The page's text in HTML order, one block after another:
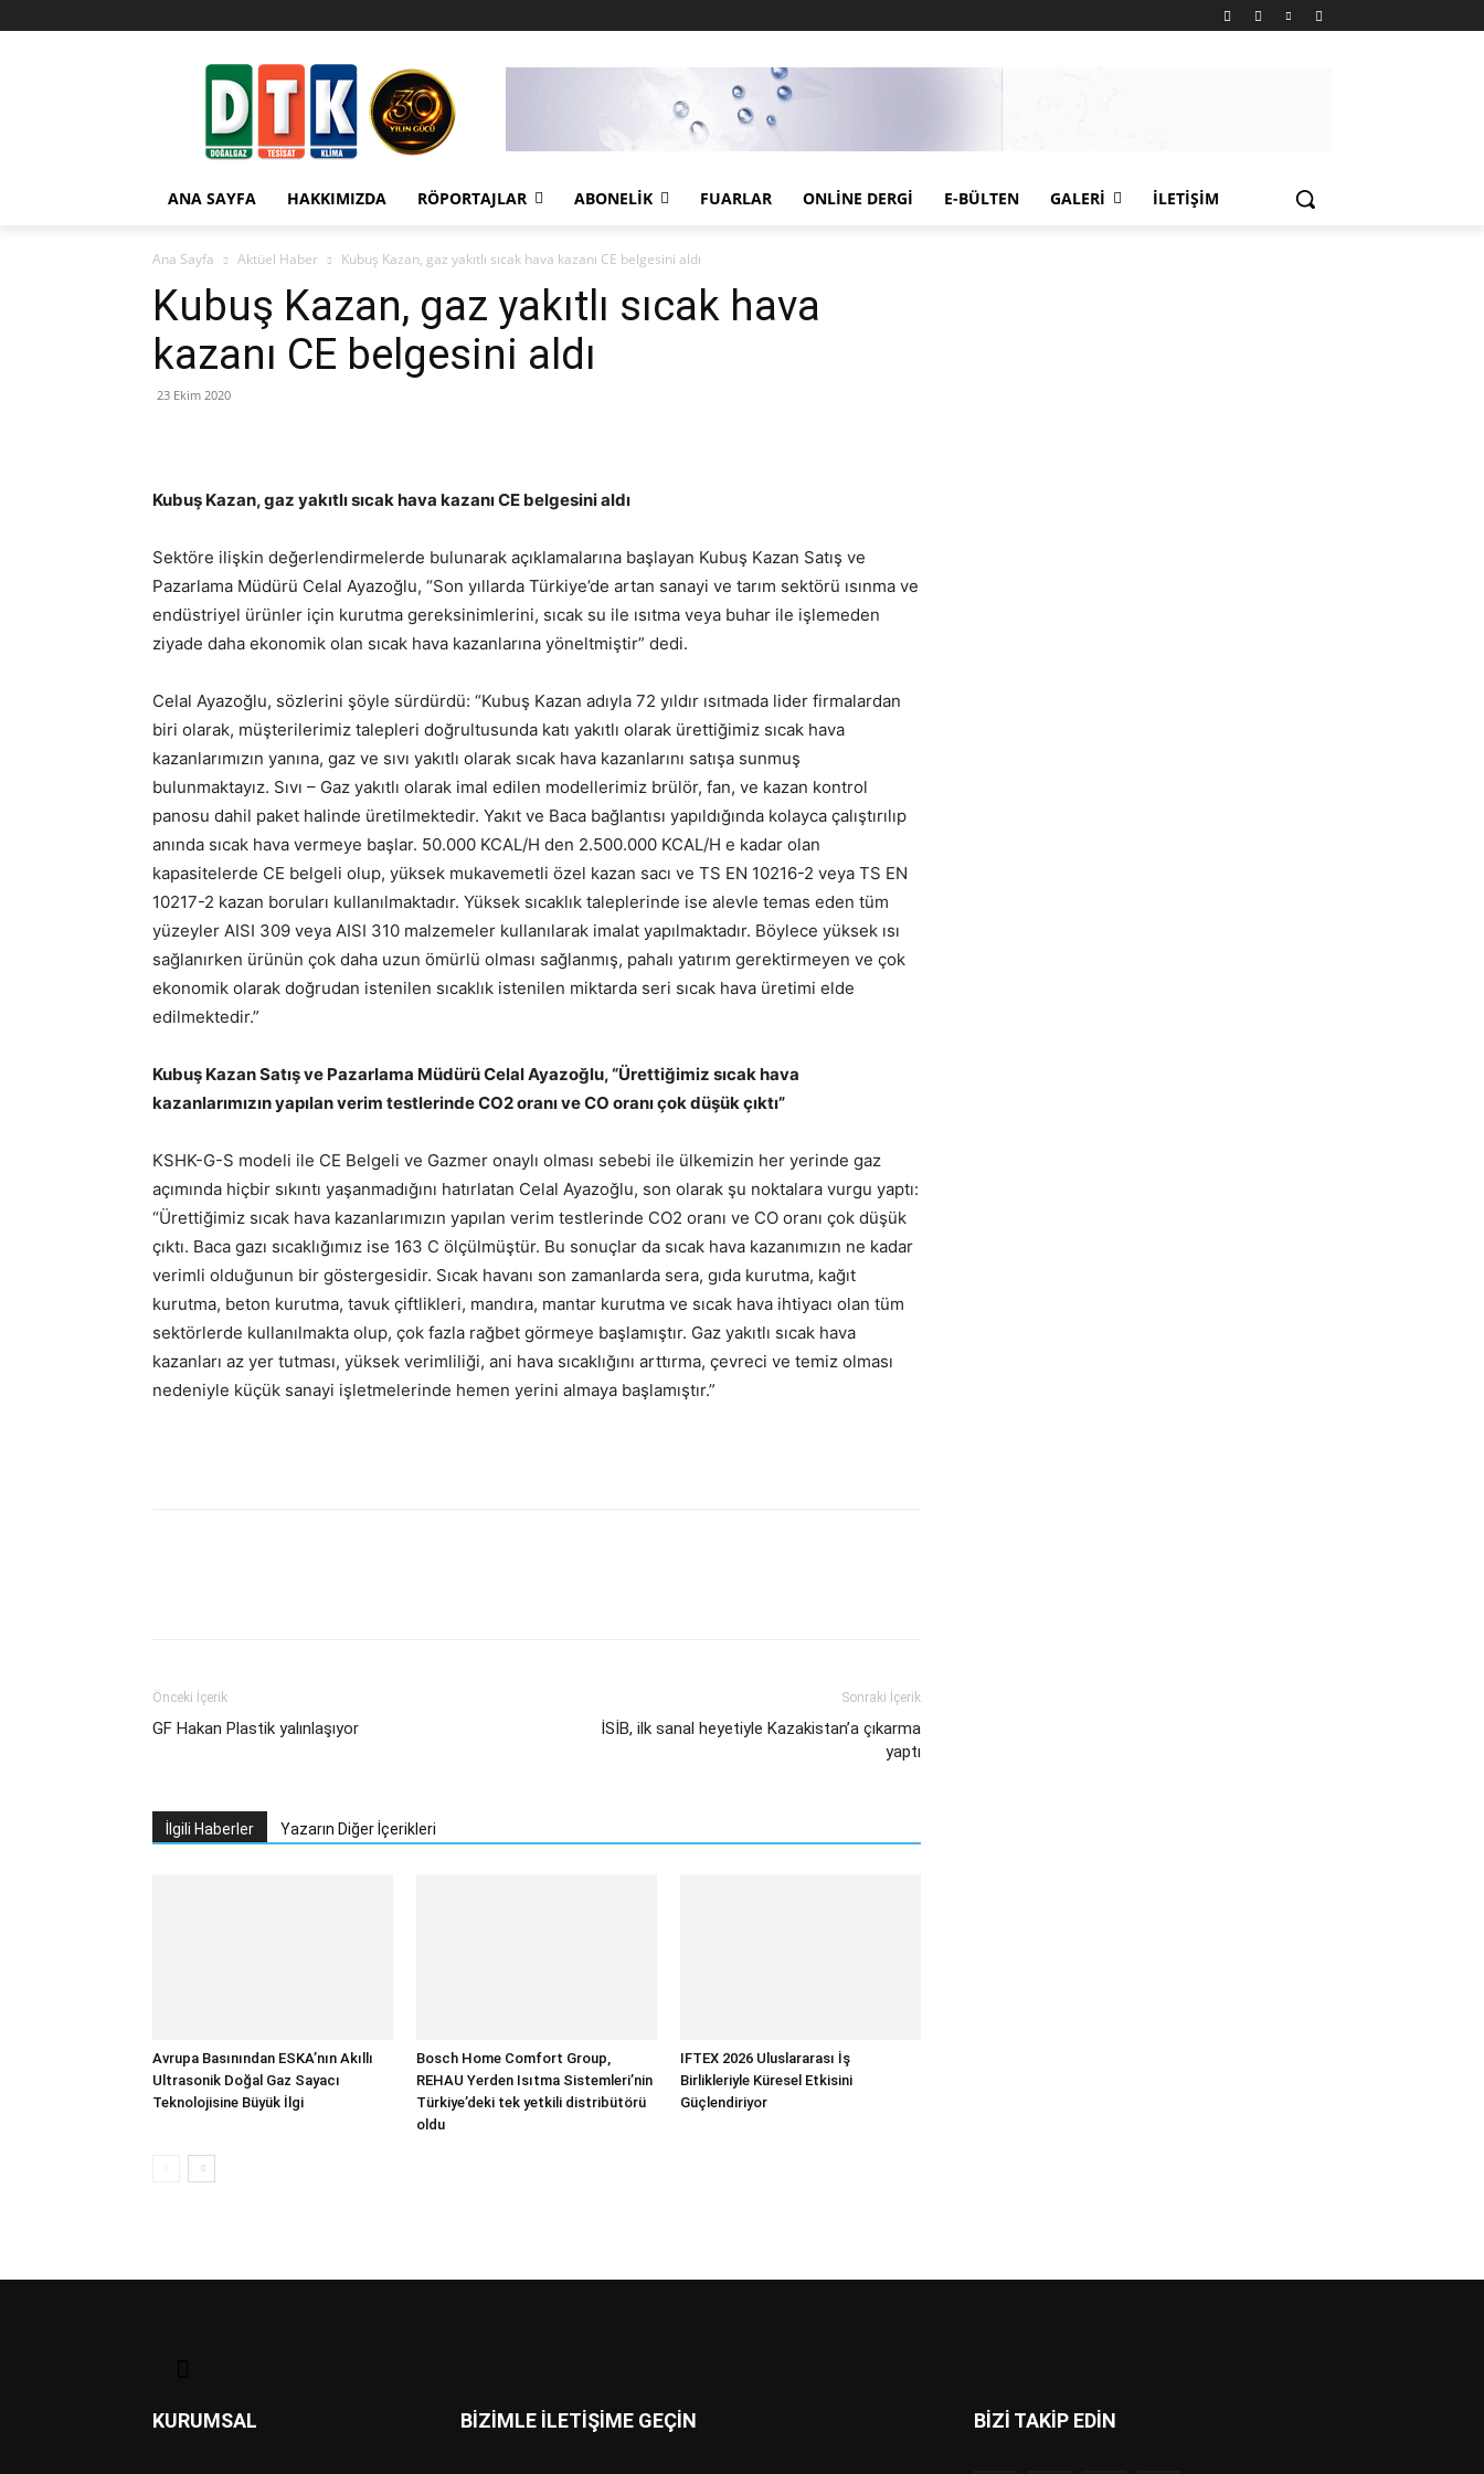
ANA SAYFA HAKKIMIZDA RÖPORTAJLAR ABONELIK FUARLAR ONLINE DERGI E-BÜLTEN GALERI İLETIŞIM
Ana Sayfa Aktüel Haber Kubuş Kazan, gaz yakıtlı sıcak hava kazanı CE belgesini aldı
Kubuş Kazan, gaz yakıtlı sıcak hava
kazanı CE belgesini aldı
23 Ekim 2020
Kubuş Kazan, gaz yakıtlı sıcak hava kazanı CE belgesini aldı
Sektöre ilişkin değerlendirmelerde bulunarak açıklamalarına başlayan Kubuş Kazan Satış ve
Pazarlama Müdürü Celal Ayazoğlu, “Son yıllarda Türkiye’de artan sanayi ve tarım sektörü ısınma ve
endüstriyel ürünler için kurutma gereksinimlerini, sıcak su ile ısıtma veya buhar ile işlemeden
ziyade daha ekonomik olan sıcak hava kazanlarına yöneltmiştir” dedi.
Celal Ayazoğlu, sözlerini şöyle sürdürdü: “Kubuş Kazan adıyla 72 yıldır ısıtmada lider firmalardan
biri olarak, müşterilerimiz talepleri doğrultusunda katı yakıtlı olarak ürettiğimiz sıcak hava
kazanlarımızın yanına, gaz ve sıvı yakıtlı olarak sıcak hava kazanlarını satışa sunmuş
bulunmaktayız. Sıvı – Gaz yakıtlı olarak imal edilen modellerimiz brülör, fan, ve kazan kontrol
panosu dahil paket halinde üretilmektedir. Yakıt ve Baca bağlantısı yapıldığında kolayca çalıştırılıp
anında sıcak hava vermeye başlar. 50.000 KCAL/H den 2.500.000 KCAL/H e kadar olan
kapasitelerde CE belgeli olup, yüksek mukavemetli özel kazan sacı ve TS EN 10216-2 veya TS EN
10217-2 kazan boruları kullanılmaktadır. Yüksek sıcaklık taleplerinde ise alevle temas eden tüm
yüzeyler AISI 309 veya AISI 310 malzemeler kullanılarak imalat yapılmaktadır. Böylece yüksek ısı
sağlanırken ürünün çok daha uzun ömürlü olması sağlanmış, pahalı yatırım gerektirmeyen ve çok
ekonomik olarak doğrudan istenilen sıcaklık istenilen miktarda seri sıcak hava üretimi elde
edilmektedir.”
Kubuş Kazan Satış ve Pazarlama Müdürü Celal Ayazoğlu, “Ürettiğimiz sıcak hava
kazanlarımızın yapılan verim testlerinde CO2 oranı ve CO oranı çok düşük çıktı”
KSHK-G-S modeli ile CE Belgeli ve Gazmer onaylı olması sebebi ile ülkemizin her yerinde gaz
açımında hiçbir sıkıntı yaşanmadığını hatırlatan Celal Ayazoğlu, son olarak şu noktalara vurgu yaptı:
“Ürettiğimiz sıcak hava kazanlarımızın yapılan verim testlerinde CO2 oranı ve CO oranı çok düşük
çıktı. Baca gazı sıcaklığımız ise 163 C ölçülmüştür. Bu sonuçlar da sıcak hava kazanımızın ne kadar
verimli olduğunun bir göstergesidir. Sıcak havanı son zamanlarda sera, gıda kurutma, kağıt
kurutma, beton kurutma, tavuk çiftlikleri, mandıra, mantar kurutma ve sıcak hava ihtiyacı olan tüm
sektörlerde kullanılmakta olup, çok fazla rağbet görmeye başlamıştır. Gaz yakıtlı sıcak hava
kazanları az yer tutması, yüksek verimliliği, ani hava sıcaklığını arttırma, çevreci ve temiz olması
nedeniyle küçük sanayi işletmelerinde hemen yerini almaya başlamıştır.”
Önceki İçerik
GF Hakan Plastik yalınlaşıyor
Sonraki İçerik
İSİB, ilk sanal heyetiyle Kazakistan’a çıkarma
yaptı
İlgili Haberler Yazarın Diğer İçerikleri
Avrupa Basınından ESKA’nın Akıllı
Ultrasonik Doğal Gaz Sayacı
Teknolojisine Büyük İlgi
Bosch Home Comfort Group,
REHAU Yerden Isıtma Sistemleri’nin
Türkiye’deki tek yetkili distribütörü
oldu
IFTEX 2026 Uluslararası İş
Birlikleriyle Küresel Etkisini
Güçlendiriyor
KURUMSAL BİZİMLE İLETİŞİME GEÇİN BİZİ TAKİP EDİN